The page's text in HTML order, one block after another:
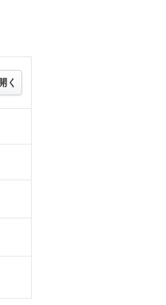
解説
く